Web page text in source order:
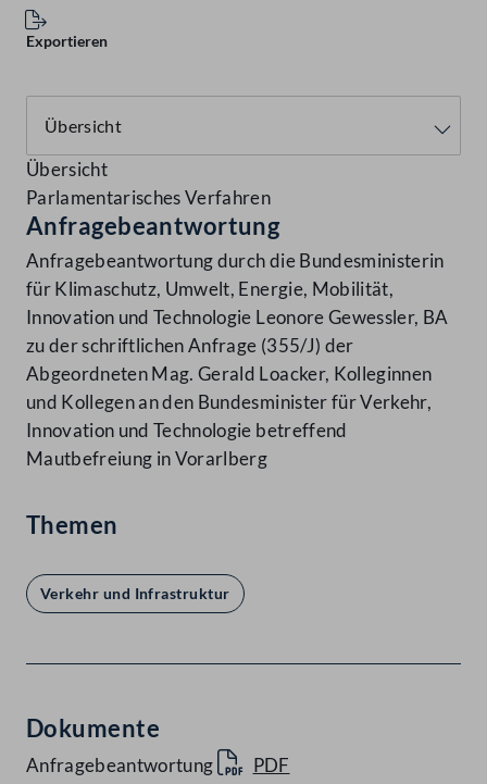
Exportieren
Übersicht
Parlamentarisches Verfahren
Anfragebeantwortung
Anfragebeantwortung durch die Bundesministerin
für Klimaschutz, Umwelt, Energie, Mobilität,
Innovation und Technologie Leonore Gewessler, BA
zu der schriftlichen Anfrage (355/J) der
Abgeordneten Mag. Gerald Loacker, Kolleginnen
und Kollegen an den Bundesminister für Verkehr,
Innovation und Technologie betreffend
Mautbefreiung in Vorarlberg
Themen
Verkehr und Infrastruktur
Dokumente
Anfragebeantwortung PDF